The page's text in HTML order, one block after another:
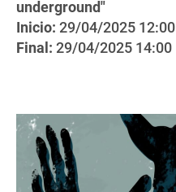
underground"
Inicio: 29/04/2025 12:00
Final: 29/04/2025 14:00